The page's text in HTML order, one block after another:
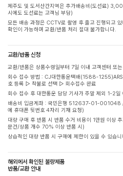
제주도 및 도서산간지역은 추가배송비(도선료)
시에도 도선료는 고객님 부담)
모든 배송 과정은 CCTV로 촬영 후 출고 진행되고
확인이 가능하며 교환/반품 처리 절대 불가합니다.
교환/반품 신청
교환/반품은 상품수령일부터 7일 이내 고객센터 또
회수 접수 방법 : CJ대한통운택배(1588-
호 등록 ▷ 착불로 선택 ▷ 회수접수 완료
회수 접수 후 대한통운 담당 기사가 주말 제외 1-2일
배송비 입금계좌 : 국민은행 512637-01-001048 /
에 휴대폰 뒷번호 4자리 기재 요청)
대량 구매 후 반품 시 반품 수거 비용이 1만원 이상
문건/상품 개수 70% 이상 반품 시)
상습적인 대량 반품 시 구매에 제한이 있을 수 있습니
해외에서 확인된 불량제품
반품/교환 안내